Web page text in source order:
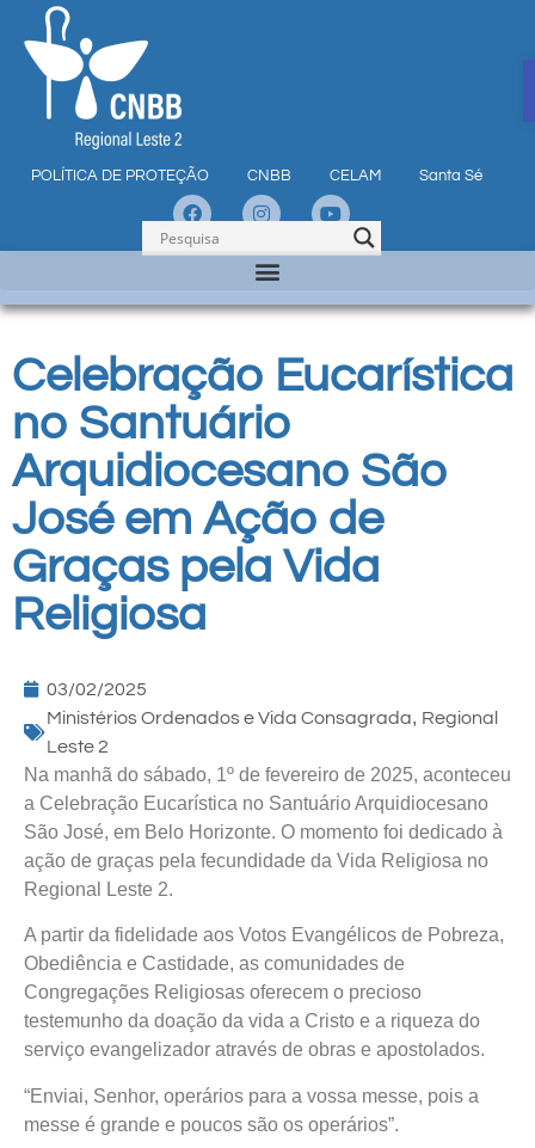
POLÍTICA DE PROTEÇÃO CNBB CELAM Santa Sé
Celebração Eucarística
no Santuário
Arquidiocesano São
José em Ação de
Graças pela Vida
Religiosa
03/02/2025
Ministérios Ordenados e Vida Consagrada, Regional
Leste 2
Na manhã do sábado, 1º de fevereiro de 2025, aconteceu
a Celebração Eucarística no Santuário Arquidiocesano
São José, em Belo Horizonte. O momento foi dedicado à
ação de graças pela fecundidade da Vida Religiosa no
Regional Leste 2.
A partir da fidelidade aos Votos Evangélicos de Pobreza,
Obediência e Castidade, as comunidades de
Congregações Religiosas oferecem o precioso
testemunho da doação da vida a Cristo e a riqueza do
serviço evangelizador através de obras e apostolados.
“Enviai, Senhor, operários para a vossa messe, pois a
messe é grande e poucos são os operários”.